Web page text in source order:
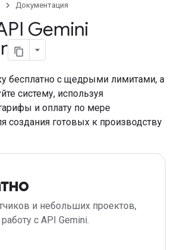
Документация
Gemini
бесплатно с щедрыми лимитами, а
систему, используя
и оплату по мере
создания готовых к производству
и небольших проектов,
с API Gemini.